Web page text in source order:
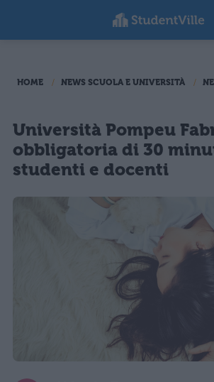
HOME NEWS SCUOLA E UNIVERSITÀ
Università Pompeu
obbligatoria di 30
studenti e docenti